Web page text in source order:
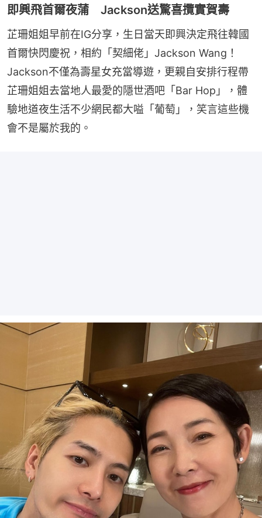
即興飛首爾夜蒲 Jackson送驚喜攬實賀壽
芷珊姐姐早前在IG分享，生日當天即興決定飛往韓國
首爾快閃慶祝，相約「契細佬」Jackson Wang！
Jackson不僅為壽星女充當導遊，更親自安排行程帶
芷珊姐姐去當地人最愛的隱世酒吧「Bar Hop」，體
驗地道夜生活不少網民都大嗌「葡萄」，笑言這些機
會不是屬於我的。